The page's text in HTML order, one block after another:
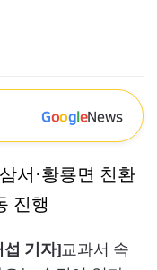
GoogleNews
서·황룡면 친환
진행
섭 기자]교과서 속